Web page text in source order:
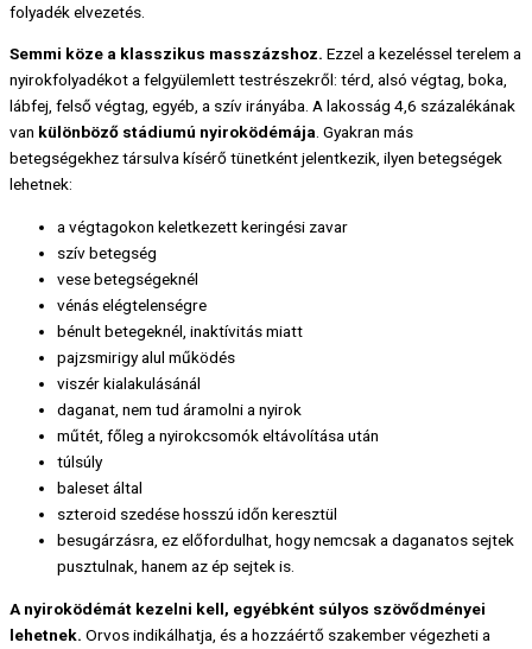
folyadék elvezetés.
Semmi köze a klasszikus masszázshoz. Ezzel a kezeléssel terelem a
nyirokfolyadékot a felgyülemlett testrészekről: térd, alsó végtag, boka,
lábfej, felső végtag, egyéb, a szív irányába. A lakosság 4,6 százalékának
van különböző stádiumú nyiroködémája. Gyakran más
betegségekhez társulva kísérő tünetként jelentkezik, ilyen betegségek
lehetnek:
a végtagokon keletkezett keringési zavar
szív betegség
vese betegségeknél
vénás elégtelenségre
bénult betegeknél, inaktívitás miatt
pajzsmirigy alul működés
viszér kialakulásánál
daganat, nem tud áramolni a nyirok
műtét, főleg a nyirokcsomók eltávolítása után
túlsúly
baleset által
szteroid szedése hosszú időn keresztül
besugárzásra, ez előfordulhat, hogy nemcsak a daganatos sejtek
pusztulnak, hanem az ép sejtek is.
A nyiroködémát kezelni kell, egyébként súlyos szövődményei
lehetnek. Orvos indikálhatja, és a hozzáértő szakember végezheti a